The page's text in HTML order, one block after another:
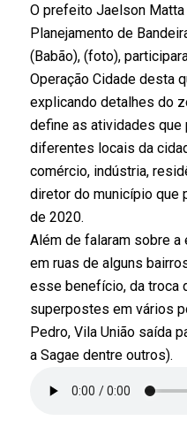
O prefeito Jaelson
Planejamento de
(Babão), (foto),
Operação Cidade desta
explicando detalhes do
define as atividades
diferentes locais da
comércio, indústria,
diretor do município que
de 2020.
Além de falaram sobre a
em ruas de alguns
esse benefício, da troca
superpostes em vários
Pedro, Vila União saída
a Sagae dentre outros).